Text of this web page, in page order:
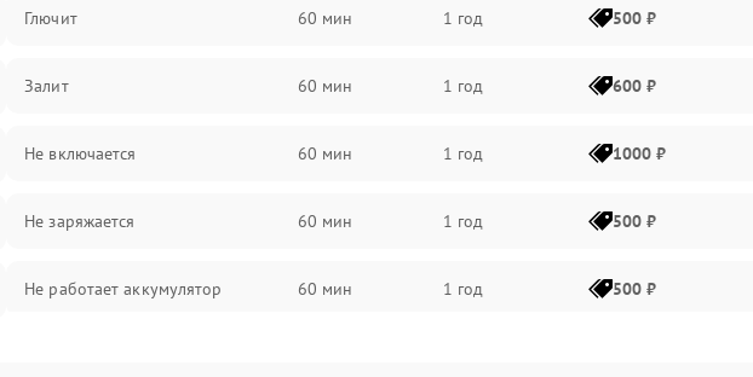
Глючит 60 мин 1 год 500 ₽
Залит 60 мин 1 год 600 ₽
Не включается 60 мин 1 год 1000 ₽
Не заряжается 60 мин 1 год 500 ₽
Не работает аккумулятор 60 мин 1 год 500 ₽